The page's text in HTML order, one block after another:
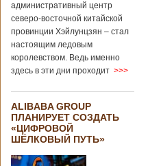
административный центр
северо-восточной китайской
провинции Хэйлунцзян – стал
настоящим ледовым
королевством. Ведь именно
здесь в эти дни проходит >>>
ALIBABA GROUP
ПЛАНИРУЕТ СОЗДАТЬ
«ЦИФРОВОЙ
ШЁЛКОВЫЙ ПУТЬ»